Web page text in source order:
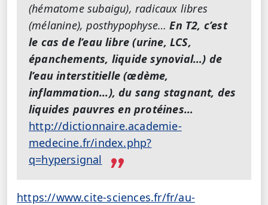
(hématome subaigu), radicaux libres
(mélanine), posthypophyse…En T2, c’est
le cas de l’eau libre (urine, LCS,
épanchements, liquide synovial…) de
l’eau interstitielle (œdème,
inflammation…), du sang stagnant, des
liquides pauvres en protéines…
http://dictionnaire.academie-
medecine.fr/index.php?
q=hypersignal
https://www.cite-sciences.fr/fr/au-